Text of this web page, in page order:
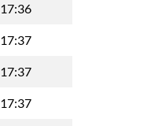
17:36
17:37
17:37
17:37